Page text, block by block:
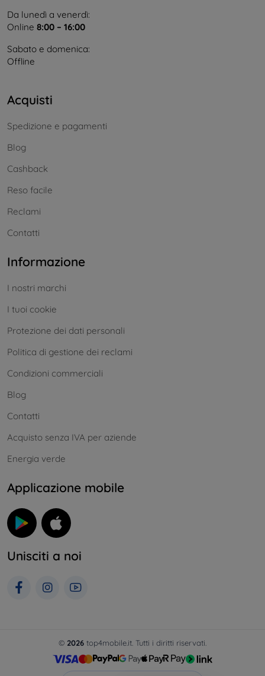
Da lunedì a venerdì:
Online 8:00 – 16:00
Sabato e domenica:
Offline
Acquisti
Spedizione e pagamenti
Blog
Cashback
Reso facile
Reclami
Contatti
Informazione
I nostri marchi
I tuoi cookie
Protezione dei dati personali
Politica di gestione dei reclami
Condizioni commerciali
Blog
Contatti
Acquisto senza IVA per aziende
Energia verde
Applicazione mobile
Unisciti a noi
© 2026 top4mobile.it. Tutti i diritti riservati.